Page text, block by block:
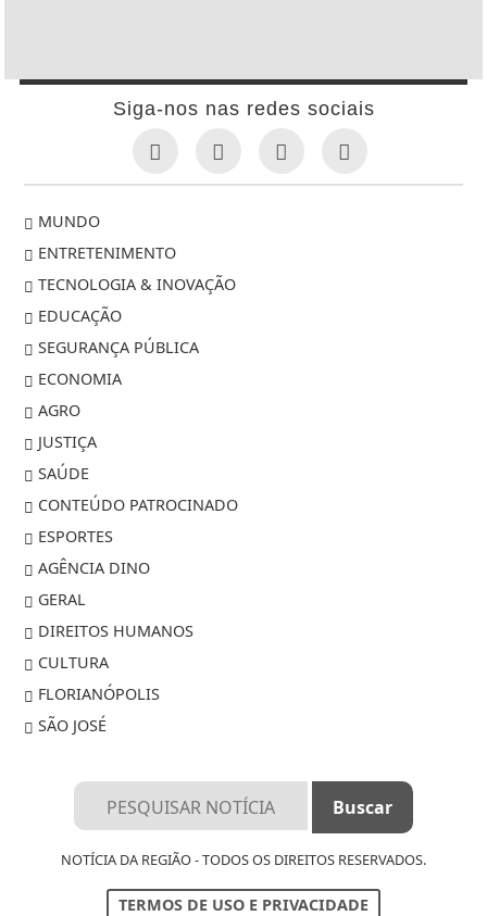
Siga-nos nas redes sociais
MUNDO
ENTRETENIMENTO
TECNOLOGIA & INOVAÇÃO
EDUCAÇÃO
SEGURANÇA PÚBLICA
ECONOMIA
AGRO
JUSTIÇA
SAÚDE
CONTEÚDO PATROCINADO
ESPORTES
AGÊNCIA DINO
GERAL
DIREITOS HUMANOS
CULTURA
FLORIANÓPOLIS
SÃO JOSÉ
NOTÍCIA DA REGIÃO - TODOS OS DIREITOS RESERVADOS.
TERMOS DE USO E PRIVACIDADE